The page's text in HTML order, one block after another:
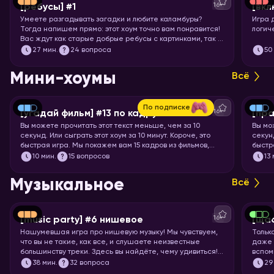
[ребусы] #1 16+
Умеете разгадывать загадки и любите каламбуры?
Тогда напишем прямо: этот хоум точно вам понравится!
Вас ждут как старые добрые ребусы с картинками, так и
вопросы с визуальными подсказками. Вспоминайте, что
27 мин. 24 вопроса
Игра
50
Мини-хоумы Всё
По подписке
[угадай фильм] #13 по кадру 16+
Вы можете прочитать этот текст меньше, чем за 10
секунд. Или сыграть этот хоум за 10 минут. Короче, это
быстрая игра. Мы покажем вам 15 кадров из фильмов,
мультфильмов и аниме, а ваша задача – угадать, откуда
10 мин. 15 вопросов
Вы
13
Музыкальное Всё
[music party] #6 нишевое 16+
Нашумевшая игра про нишевую музыку! Мы чувствуем,
что вы не такие, как все, и слушаете неизвестные
большинству треки. Здесь вы найдёте, чему удивиться!
Настраивайте слух на изысканную непопулярную музыку
38 мин. 32 вопроса
даже
29